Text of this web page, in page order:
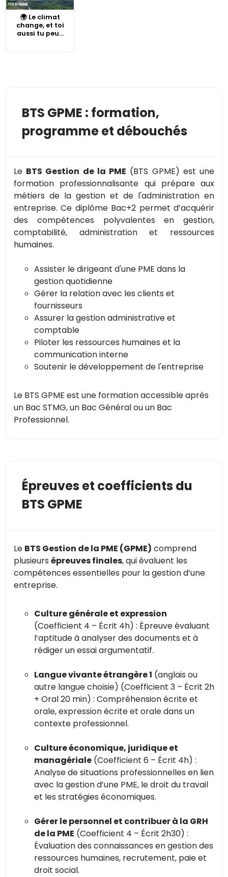
🌍 Le climat
change, et toi
aussi tu peu...
BTS GPME : formation,
programme et débouchés
Le BTS Gestion de la PME (BTS GPME) est une
formation professionnalisante qui prépare aux
métiers de la gestion et de l'administration en
entreprise. Ce diplôme Bac+2 permet d’acquérir
des compétences polyvalentes en gestion,
comptabilité, administration et ressources
humaines.
Assister le dirigeant d'une PME dans la
gestion quotidienne
Gérer la relation avec les clients et
fournisseurs
Assurer la gestion administrative et
comptable
Piloter les ressources humaines et la
communication interne
Soutenir le développement de l'entreprise
Le BTS GPME est une formation accessible après
un Bac STMG, un Bac Général ou un Bac
Professionnel.
Épreuves et coefficients du
BTS GPME
Le BTS Gestion de la PME (GPME) comprend
plusieurs épreuves finales, qui évaluent les
compétences essentielles pour la gestion d’une
entreprise.
Culture générale et expression
(Coefficient 4 – Écrit 4h) : Épreuve évaluant
l’aptitude à analyser des documents et à
rédiger un essai argumentatif.
Langue vivante étrangère 1 (anglais ou
autre langue choisie) (Coefficient 3 – Écrit 2h
+ Oral 20 min) : Compréhension écrite et
orale, expression écrite et orale dans un
contexte professionnel.
Culture économique, juridique et
managériale (Coefficient 6 – Écrit 4h) :
Analyse de situations professionnelles en lien
avec la gestion d’une PME, le droit du travail
et les stratégies économiques.
Gérer le personnel et contribuer à la GRH
de la PME (Coefficient 4 – Écrit 2h30) :
Évaluation des connaissances en gestion des
ressources humaines, recrutement, paie et
droit social.